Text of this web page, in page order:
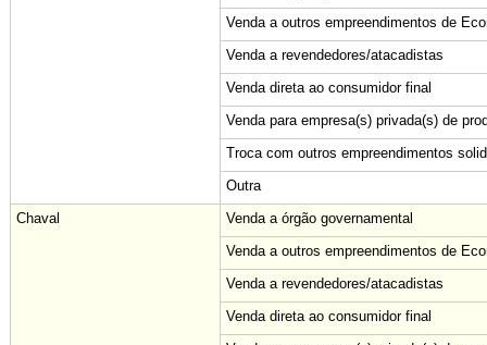
Venda a outros empreendimentos de
Venda a revendedores/atacadistas
Venda direta ao consumidor final
Venda para empresa(s) privada(s) de
Troca com outros empreendimentos
Outra
Chaval
Venda a órgão governamental
Venda a outros empreendimentos de
Venda a revendedores/atacadistas
Venda direta ao consumidor final